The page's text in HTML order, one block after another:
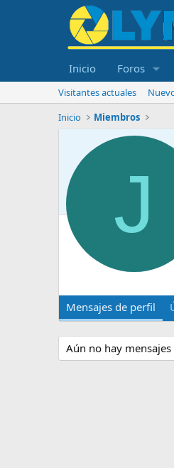
Inicio Foros
Visitantes actuales
Inicio
Miembros
J
Mensajes de perfil
Aún no hay